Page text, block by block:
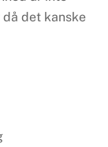
det kanske